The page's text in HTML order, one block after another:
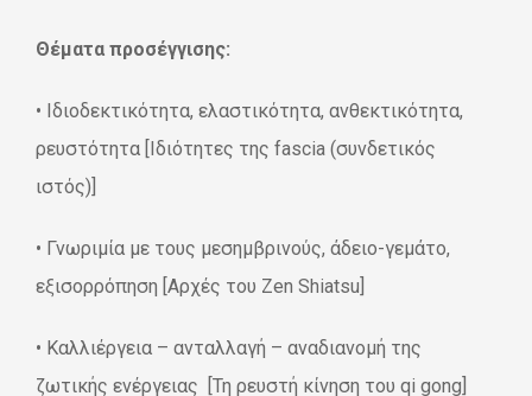
Θέματα προσέγγισης:
• Iδιοδεκτικότητα, ελαστικότητα, ανθεκτικότητα,
ρευστότητα [Ιδιότητες της fascia (συνδετικός
ιστός)]
• Γνωριμία με τους μεσημβρινούς, άδειο-γεμάτο,
εξισορρόπηση [Αρχές του Zen Shiatsu]
• Καλλιέργεια – ανταλλαγή – αναδιανομή της
ζωτικής ενέργειας [Τη ρευστή κίνηση του qi gong]